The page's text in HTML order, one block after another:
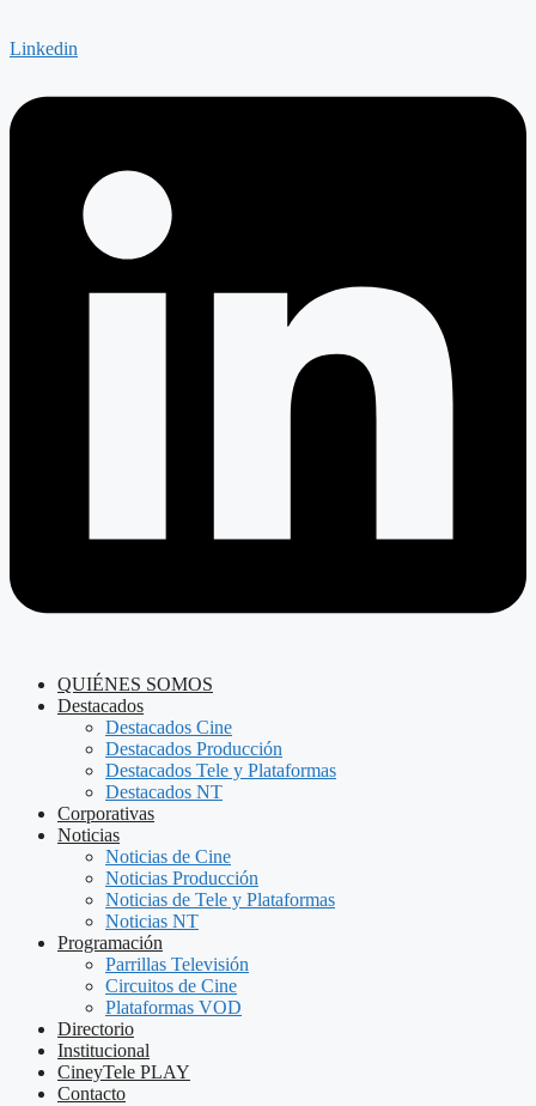
Linkedin
QUIÉNES SOMOS
Destacados
Destacados Cine
Destacados Producción
Destacados Tele y Plataformas
Destacados NT
Corporativas
Noticias
Noticias de Cine
Noticias Producción
Noticias de Tele y Plataformas
Noticias NT
Programación
Parrillas Televisión
Circuitos de Cine
Plataformas VOD
Directorio
Institucional
CineyTele PLAY
Contacto